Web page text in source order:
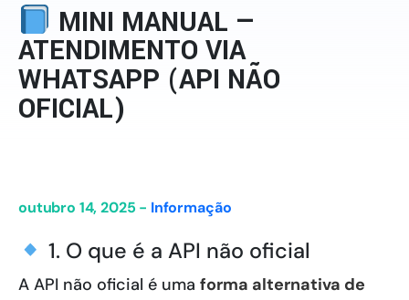
MINI MANUAL —
ATENDIMENTO VIA
WHATSAPP (API NÃO
OFICIAL)
outubro 14, 2025 - Informação
1. O que é a API não oficial
A API não oficial é uma forma alternativa de